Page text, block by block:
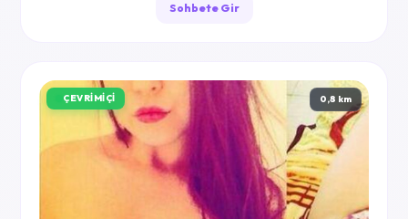
Sohbete Gir
ÇEVRIMIÇI 0,8 km